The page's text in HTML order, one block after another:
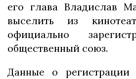
его глава Владислав
выселить из
официально
общественный союз.
Данные о регистрации